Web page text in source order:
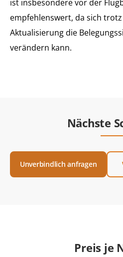
ist insbesondere vor der
empfehlenswert, da sich
Aktualisierung die
verändern kann.
Nächste
Unverbindlich anfragen
Preis je